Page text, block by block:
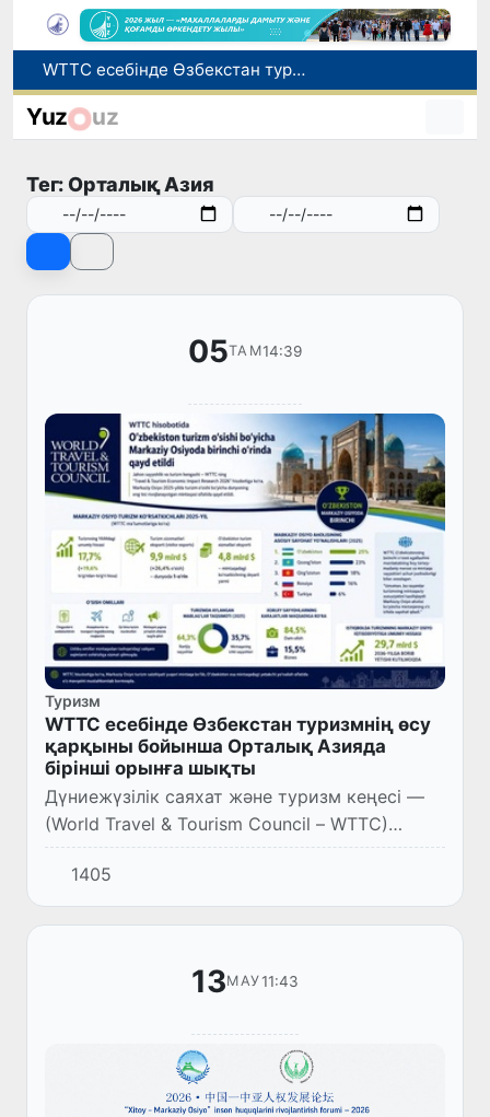
Мүмкіндігі шектеулі талапкерлерге қабылдау емтихандарында қосымша уақыт беріледі
Беларусьтен Өзбекстанға екінші тікелей жүк пойызы жөнелтілді
WTTC есебінде Өзбекстан туризмнің өсу қарқыны бойынша Орталық Азияда бірінші орынға шықты
Yuz uz
Тег: Орталық Азия
05ТАМ14:39
Туризм
WTTC есебінде Өзбекстан туризмнің өсу
қарқыны бойынша Орталық Азияда
бірінші орынға шықты
Дүниежүзілік саяхат және туризм кеңесі —
(World Travel & Tourism Council – WTTC)
«Travel & Tourism Economic Impact Research
2026» есебіне орай, Орталық Азия туризмнің
өсу қарқыны б...
1405
13МАУ11:43